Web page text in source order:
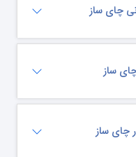
چای ساز
ساز
چای ساز